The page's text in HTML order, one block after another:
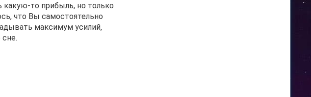
то прибыль, но только
что Вы самостоятельно
максимум усилий,